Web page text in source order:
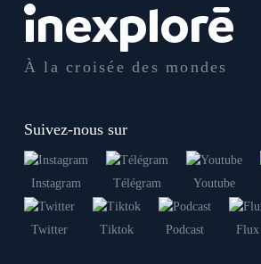
À la croisée des mondes
Suivez-nous sur
Instagram Télégram Youtube
Twitter Tiktok Podcast Flux